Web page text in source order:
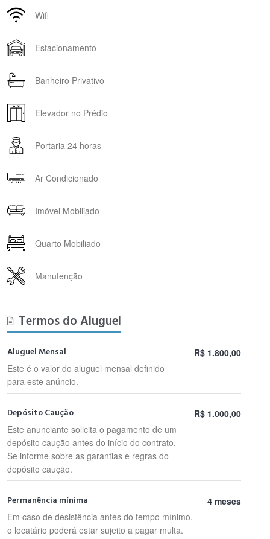
Wifi
Estacionamento
Banheiro Privativo
Elevador no Prédio
Portaria 24 horas
Ar Condicionado
Imóvel Mobiliado
Quarto Mobiliado
Manutenção
Termos do Aluguel
Aluguel Mensal
Este é o valor do aluguel mensal definido
para este anúncio.
R$ 1.800,00
Depósito Caução
Este anunciante solicita o pagamento de um
depósito caução antes do início do contrato.
Se informe sobre as garantias e regras do
depósito caução.
R$ 1.000,00
Permanência mínima
Em caso de desistência antes do tempo mínimo,
o locatário poderá estar sujeito a pagar multa.
4 meses